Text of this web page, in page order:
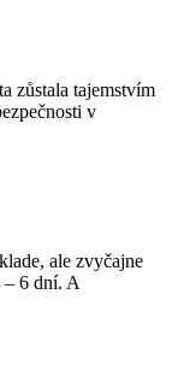
zůstala tajemstvím
v
ale zvyčajne
– 6 dní. A